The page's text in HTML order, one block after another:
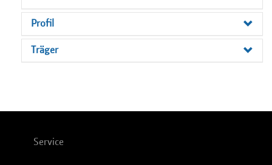
Profil
Träger
Service